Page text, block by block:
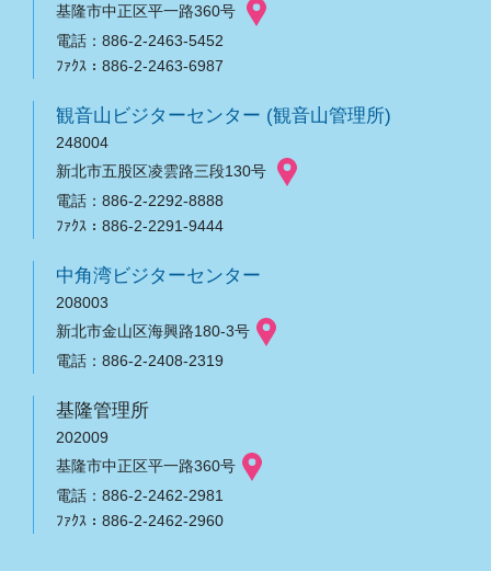
基隆市中正区平一路360号
電話：886-2-2463-5452
ﾌｧｸｽ：886-2-2463-6987
観音山ビジターセンター (観音山管理所)
248004
新北市五股区凌雲路三段130号
電話：886-2-2292-8888
ﾌｧｸｽ：886-2-2291-9444
中角湾ビジターセンター
208003
新北市金山区海興路180-3号
電話：886-2-2408-2319
基隆管理所
202009
基隆市中正区平一路360号
電話：886-2-2462-2981
ﾌｧｸｽ：886-2-2462-2960